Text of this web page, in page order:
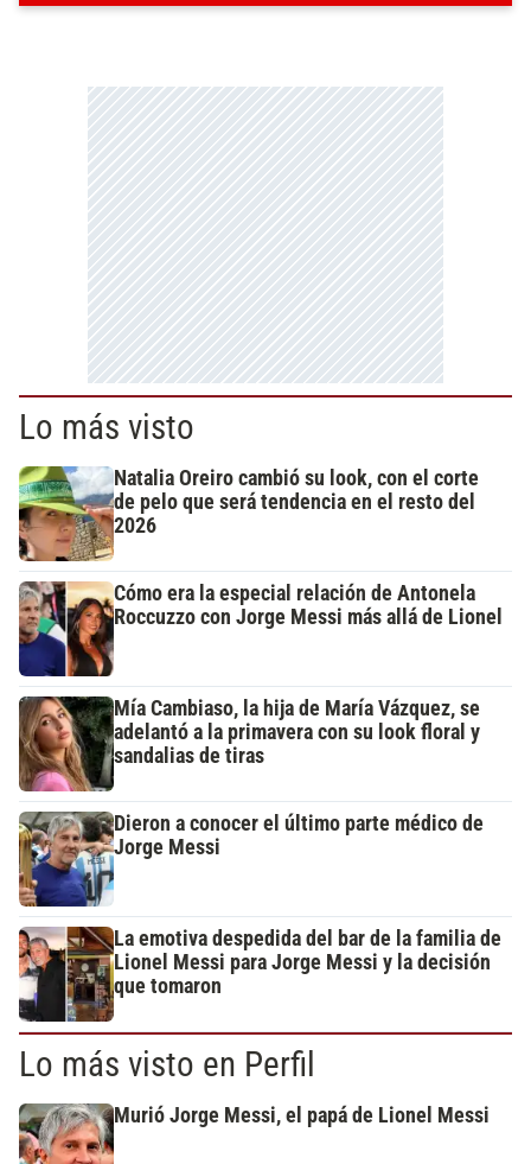
Lo más visto
Natalia Oreiro cambió su look, con el corte
de pelo que será tendencia en el resto del
2026
Cómo era la especial relación de Antonela
Roccuzzo con Jorge Messi más allá de Lionel
Mía Cambiaso, la hija de María Vázquez, se
adelantó a la primavera con su look floral y
sandalias de tiras
Dieron a conocer el último parte médico de
Jorge Messi
La emotiva despedida del bar de la familia de
Lionel Messi para Jorge Messi y la decisión
que tomaron
Lo más visto en Perfil
Murió Jorge Messi, el papá de Lionel Messi